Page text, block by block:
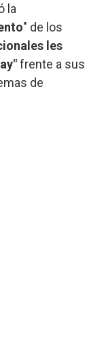
la
" de los
les
frente a sus
de